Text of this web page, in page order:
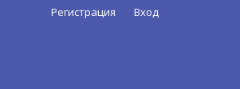
Регистрация Вход